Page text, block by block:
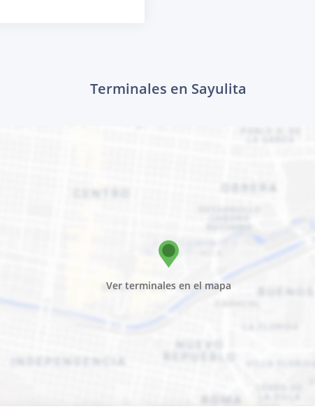
Terminales en Sayulita
Ver terminales en el mapa